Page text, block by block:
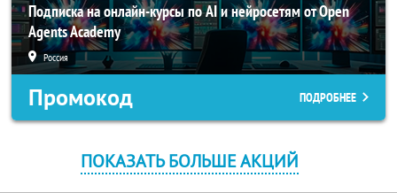
Подписка на онлайн-курсы по AI и нейросетям от Open
Agents Academy
Россия
Промокод ПОДРОБНЕЕ
ПОКАЗАТЬ БОЛЬШЕ АКЦИЙ